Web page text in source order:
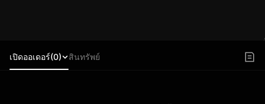
เปิดออเดอร์(0) สินทรัพย์